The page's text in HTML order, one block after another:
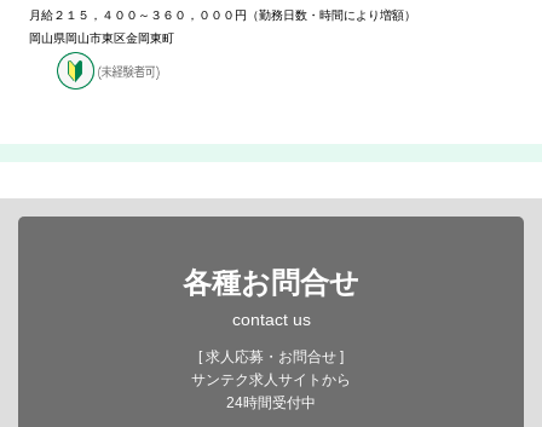
月給２１５，４００～３６０，０００円（勤務日数・時間により増額）
岡山県岡山市東区金岡東町
各種お問合せ
contact us
[ 求人応募・お問合せ ]
サンテク求人サイトから
24時間受付中